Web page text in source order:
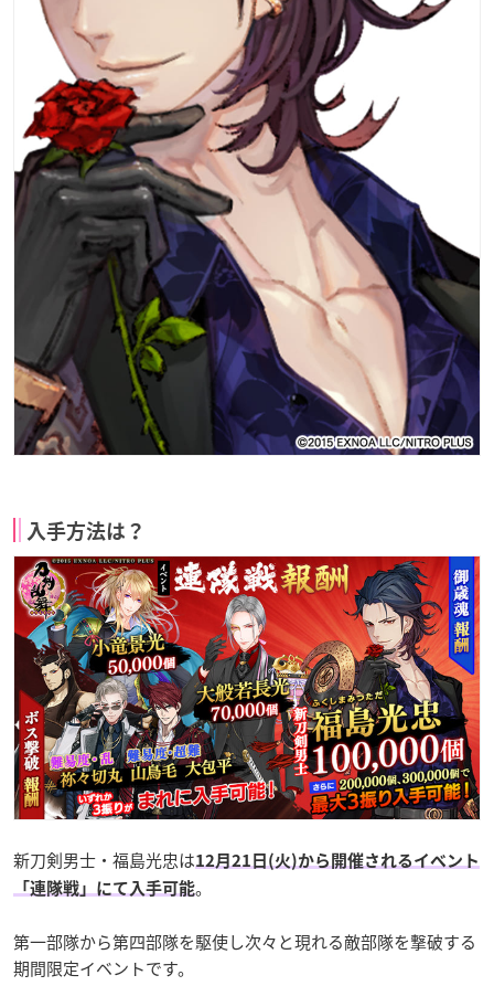
入手方法は？
新刀剣男士・福島光忠は12月21日(火)から開催されるイベント
「連隊戦」にて入手可能。
第一部隊から第四部隊を駆使し次々と現れる敵部隊を撃破する
期間限定イベントです。